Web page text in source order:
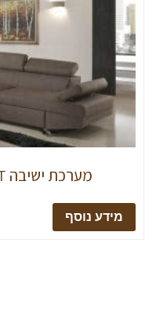
מערכת ישיבה JULIET נפתחת למיטה
מידע נוסף